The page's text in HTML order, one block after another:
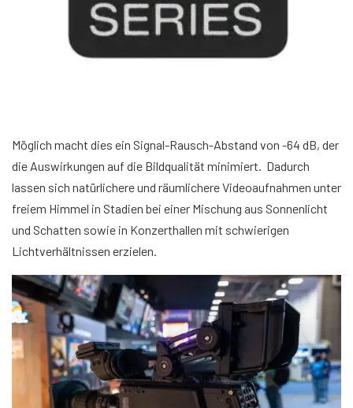
Möglich macht dies ein Signal-Rausch-Abstand von -64 dB, der
die Auswirkungen auf die Bildqualität minimiert. Dadurch
lassen sich natürlichere und räumlichere Videoaufnahmen unter
freiem Himmel in Stadien bei einer Mischung aus Sonnenlicht
und Schatten sowie in Konzerthallen mit schwierigen
Lichtverhältnissen erzielen.